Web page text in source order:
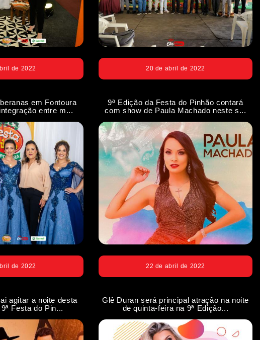
de 2022 20 de abril de 2022
em Fontoura
entre m...
de 2022
9ª Edição da Festa do Pinhão contará
com show de Paula Machado neste s...
22 de abril de 2022
agitar a noite desta
Festa do Pin...
Glê Duran será principal atração na noite
de quinta-feira na 9ª Edição...